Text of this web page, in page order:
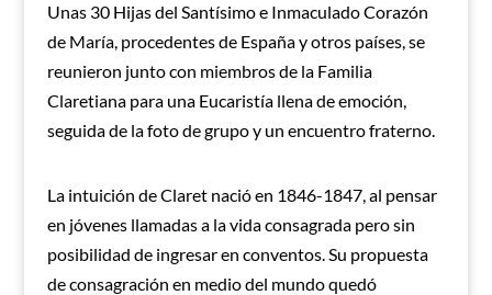
Unas 30 Hijas del Santísimo e Inmaculado Corazón
de María, procedentes de España y otros países, se
reunieron junto con miembros de la Familia
Claretiana para una Eucaristía llena de emoción,
seguida de la foto de grupo y un encuentro fraterno.
La intuición de Claret nació en 1846-1847, al pensar
en jóvenes llamadas a la vida consagrada pero sin
posibilidad de ingresar en conventos. Su propuesta
de consagración en medio del mundo quedó